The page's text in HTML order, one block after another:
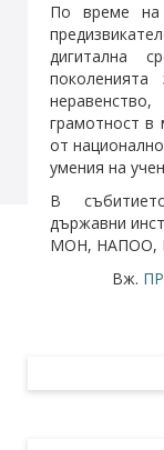
По време на
дигитална
грамотност в
от
умения на
В
държавни
МОН, НАПОО,
Вж.